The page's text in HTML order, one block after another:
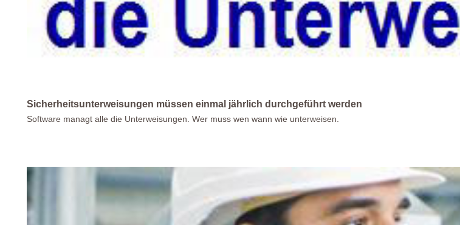
Sicherheitsunterweisungen müssen einmal jährlich durchgeführt werden
Software managt alle die Unterweisungen. Wer muss wen wann wie unterweisen.